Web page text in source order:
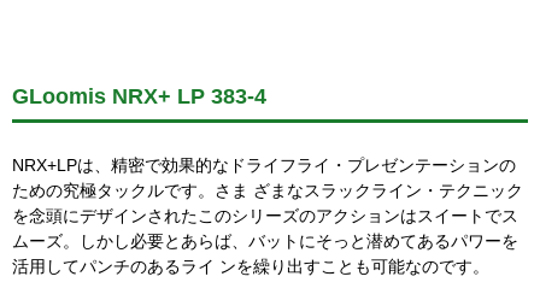
GLoomis NRX+ LP 383-4
NRX+LPは、精密で効果的なドライフライ・プレゼンテーションの
ための究極タックルです。さま ざまなスラックライン・テクニック
を念頭にデザインされたこのシリーズのアクションはスイートでス
ムーズ。しかし必要とあらば、バットにそっと潜めてあるパワーを
活用してパンチのあるライ ンを繰り出すことも可能なのです。